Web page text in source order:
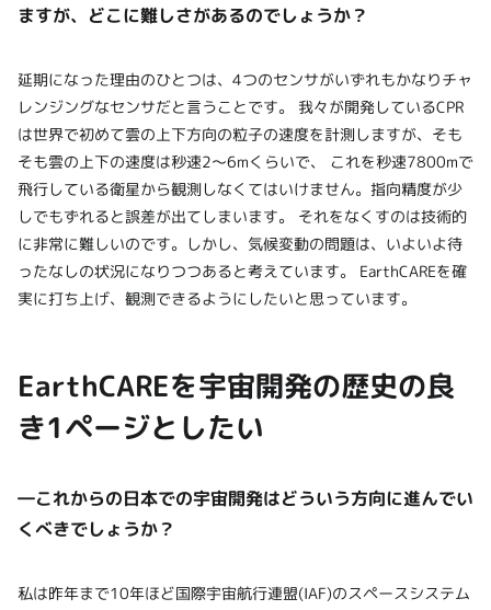
ますが、どこに難しさがあるのでしょうか？
延期になった理由のひとつは、4つのセンサがいずれもかなりチャ
レンジングなセンサだと言うことです。 我々が開発しているCPR
は世界で初めて雲の上下方向の粒子の速度を計測しますが、そも
そも雲の上下の速度は秒速2～6mくらいで、 これを秒速7800mで
飛行している衛星から観測しなくてはいけません。指向精度が少
しでもずれると誤差が出てしまいます。 それをなくすのは技術的
に非常に難しいのです。しかし、気候変動の問題は、いよいよ待
ったなしの状況になりつつあると考えています。 EarthCAREを確
実に打ち上げ、観測できるようにしたいと思っています。
EarthCAREを宇宙開発の歴史の良
き1ページとしたい
―これからの日本での宇宙開発はどういう方向に進んでい
くべきでしょうか？
私は昨年まで10年ほど国際宇宙航行連盟(IAF)のスペースシステム